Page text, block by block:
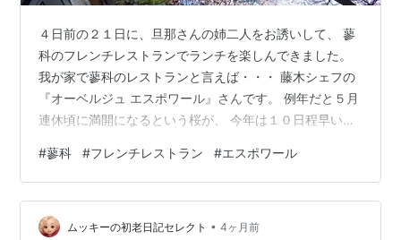
４日前の２１日に、旦那さんの姉二人をお誘いして、 蓼
科のフレンチレストランでランチを楽しんできました。
我が家で蓼科のレストランと言えば・・・ 藤木シェフの
『オーベルジュ エスポワール』さんです。 例年だと５月
連休頃に満開になるという桜が、 今年は１０日程早い開
した。 天気予報を見ながら、雨の心配もしていたけれ
ど、 朝には雨も上がって、蓼科は気持ちの良い青空でし
た・・・ 満開の桜を眺めながらのランチ～♪ 駐車場の桜
も満開♪ １２時開店なのですが、１１時着の予定で出発し
#蓼科 #フレンチレストラン #エスポワール
ムッキーの初老日記セレクト • 4ヶ月前